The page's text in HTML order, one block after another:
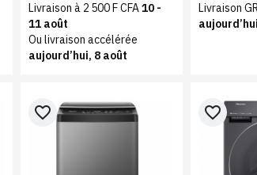
Livraison à 2 500 F CFA10 -
11 août
Ou livraison accélérée
aujourd’hui, 8 août
Livraison
favorite_border favorite_border